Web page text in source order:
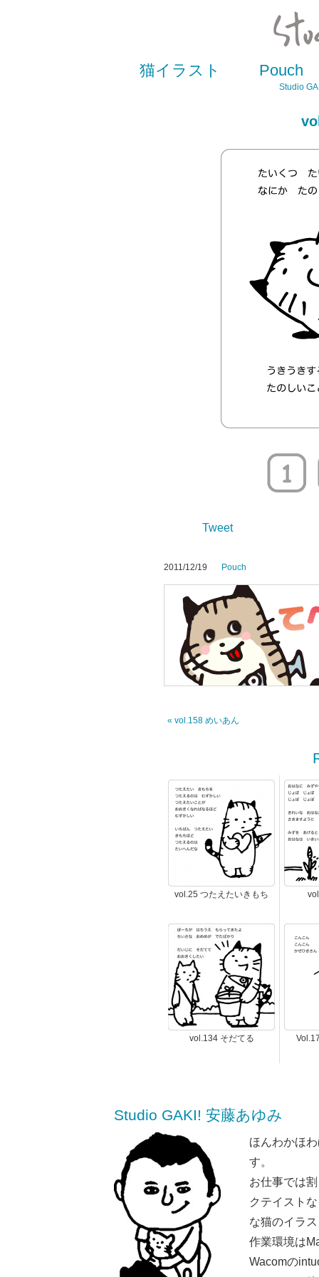
猫イラスト Pouch
Studio
Tweet
2011/12/19 Pouch
« vol.158 めいあん
vol.25 つたえたいきもち
vol.134 そだてる
Studio GAKI! 安藤あゆみ
ほんわかほ
す。
お仕事では
クテイスト
な猫のイラ
作業環境は
Wacomの